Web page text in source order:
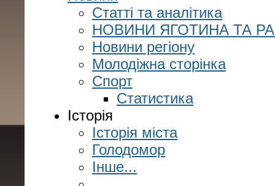
Статті та аналітика
НОВИНИ ЯГОТИНА ТА
Новини регіону
Молодіжна сторінка
Спорт
Статистика
Історія
Історія міста
Голодомор
Інше...